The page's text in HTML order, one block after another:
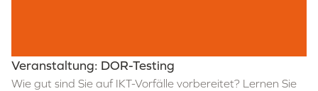
Veranstaltung: DOR-Testing
Wie gut sind Sie auf IKT-Vorfälle vorbereitet? Lernen Sie